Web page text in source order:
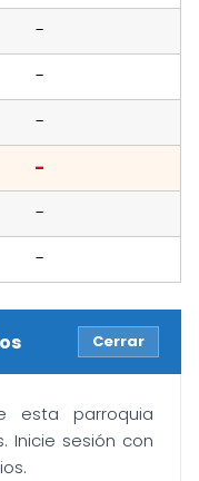
-
-
-
-
-
-
Cerrar
esta parroquia
Inicie sesión con